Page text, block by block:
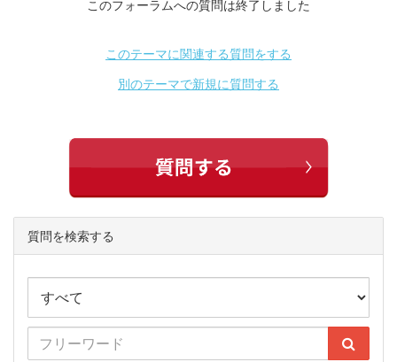
このフォーラムへの質問は終了しました
このテーマに関連する質問をする
別のテーマで新規に質問する
質問を検索する